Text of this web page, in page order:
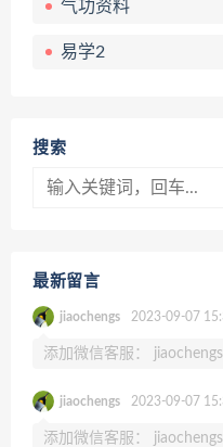
气功资料
易学2
搜索
最新留言
jiaochengs 2023-09-07
添加微信客服：
jiaochengs 2023-09-07
添加微信客服：